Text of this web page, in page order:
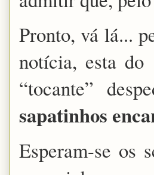
Pronto, vá lá...
notícia, esta do
“tocante”
sapatinhos
Esperam-se os